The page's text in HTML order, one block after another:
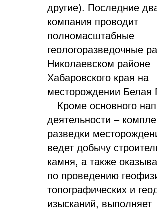
другие). Последние
компания проводит
полномасштабные
геологоразведочные
Николаевском районе
Хабаровского края на
месторождении Белая
Кроме основного
деятельности –
разведки
ведет добычу
камня, а также
по проведению
топографических и
изысканий, выполняет